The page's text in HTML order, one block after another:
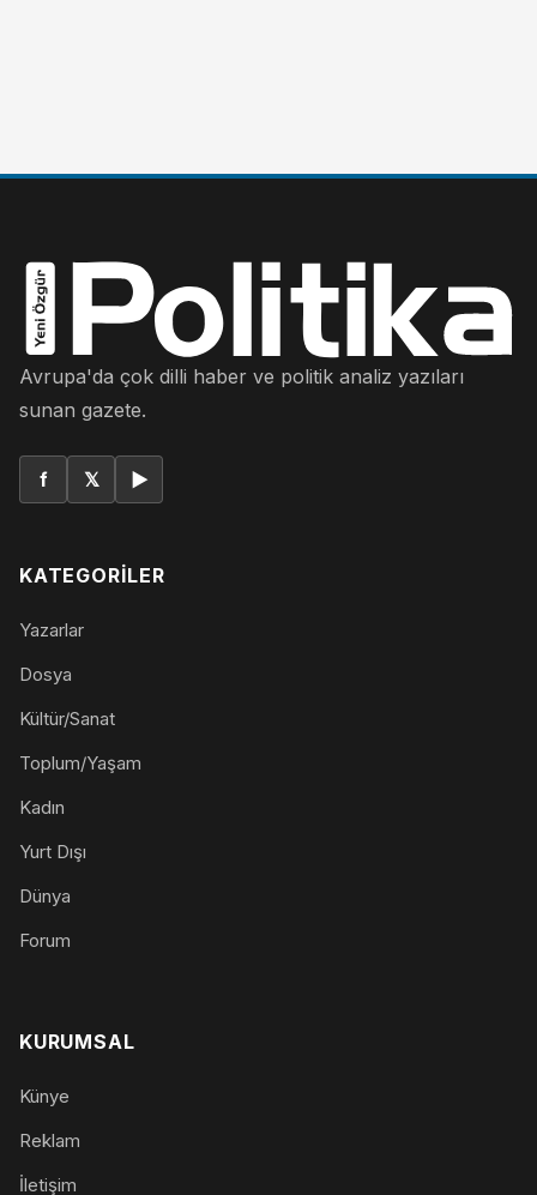
Avrupa'da çok dilli haber ve politik analiz yazıları
sunan gazete.
f 𝕏 ▶
KATEGORILER
Yazarlar
Dosya
Kültür/Sanat
Toplum/Yaşam
Kadın
Yurt Dışı
Dünya
Forum
KURUMSAL
Künye
Reklam
İletişim